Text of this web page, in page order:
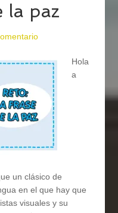
la paz
Hola
a
un clásico de
en el que hay que
visuales y su